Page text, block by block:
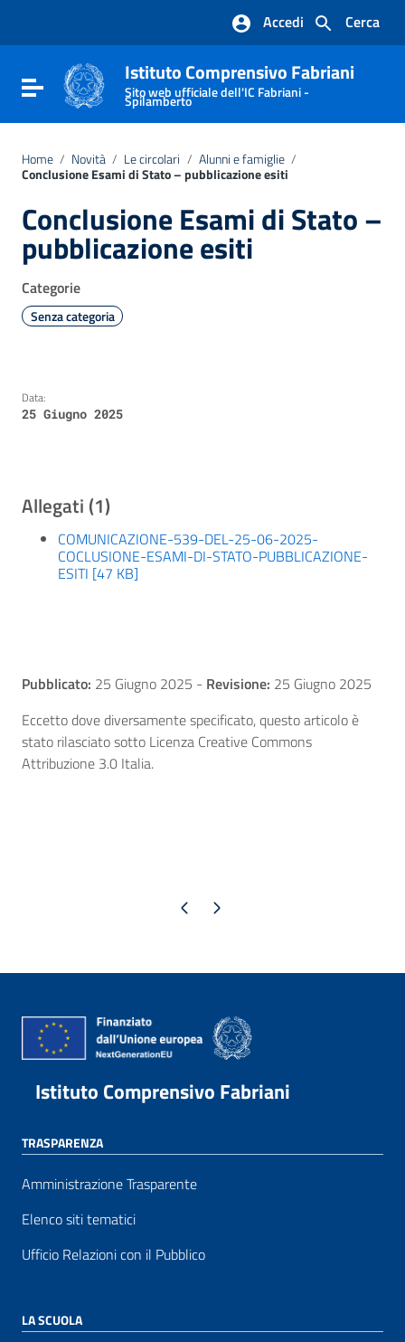
Vai al footer
Cerca
Accedi
Attiva / disattiva la navigazione
Istituto Comprensivo Fabriani
Sito web ufficiale dell'IC Fabriani -
Spilamberto
Home / Novità / Le circolari / Alunni e famiglie /
Conclusione Esami di Stato – pubblicazione esiti
Conclusione Esami di Stato –
pubblicazione esiti
Categorie
Senza categoria
Data:
25 Giugno 2025
Allegati (1)
COMUNICAZIONE-539-DEL-25-06-2025-
COCLUSIONE-ESAMI-DI-STATO-PUBBLICAZIONE-
ESITI [47 KB]
Pubblicato: 25 Giugno 2025 - Revisione: 25 Giugno 2025
Eccetto dove diversamente specificato, questo articolo è
stato rilasciato sotto Licenza Creative Commons
Attribuzione 3.0 Italia.
Pagina precedente
Pagina successiva
Istituto Comprensivo Fabriani
TRASPARENZA
Amministrazione Trasparente
Elenco siti tematici
Ufficio Relazioni con il Pubblico
LA SCUOLA